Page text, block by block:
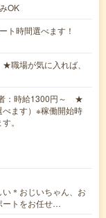
OK
時間選べます！
場が気に入れば、
：時給1300円～ ★
ます）※稼働開始時
。
＊おじいちゃん、お
ートをお任せ…